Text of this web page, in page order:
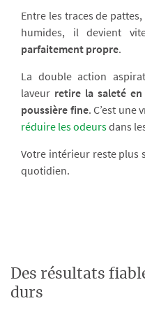
Entre les traces de
humides, il devient
parfaitement propre.
La double action
laveur retire la saleté
poussière fine. C’est une
réduire les odeursdans
Votre intérieur reste plus
quotidien.
Des résultats
durs